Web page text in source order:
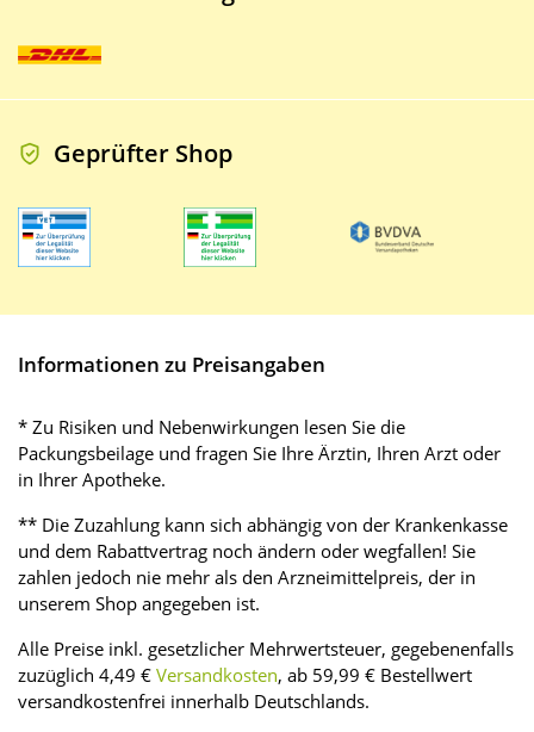
Geprüfter Shop
Informationen zu Preisangaben
* Zu Risiken und Nebenwirkungen lesen Sie die
Packungsbeilage und fragen Sie Ihre Ärztin, Ihren Arzt oder
in Ihrer Apotheke.
** Die Zuzahlung kann sich abhängig von der Krankenkasse
und dem Rabattvertrag noch ändern oder wegfallen! Sie
zahlen jedoch nie mehr als den Arzneimittelpreis, der in
unserem Shop angegeben ist.
Alle Preise inkl. gesetzlicher Mehrwertsteuer, gegebenenfalls
zuzüglich 4,49 € Versandkosten, ab 59,99 € Bestellwert
versandkostenfrei innerhalb Deutschlands.